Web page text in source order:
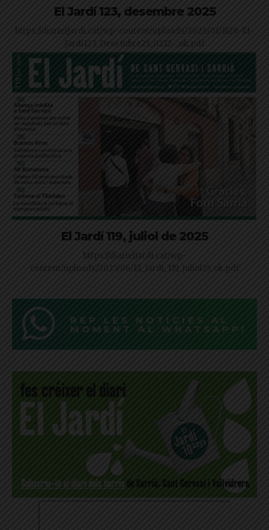
El Jardí 123, desembre 2025
https://diarieljardi.cat/wp-content/uploads/2026/01/1626-El-
Jardi123_Desembre25_0212-_ok.pdf
El Jardí 119, juliol de 2025
https://diarieljardi.cat/wp-
content/uploads/2025/06/El_Jardi_119_Juliol25_ok.pdf
REP LES NOTÍCIES AL
MOMENT AL WHATSAPP!